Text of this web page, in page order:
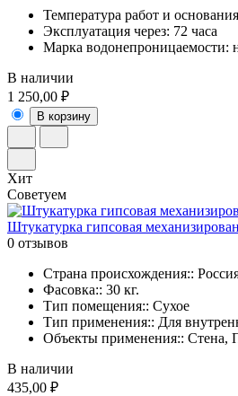
Температура работ и
Эксплуатация через: 72 часа
Марка водонепроницаемости:
В наличии
1 250,00 ₽
В корзину
Хит
Советуем
Штукатурка гипсовая
0 отзывов
Страна происхождения::
Фасовка:: 30 кг.
Тип помещения:: Сухое
Тип применения:: Для
Объекты применения:: Стена,
В наличии
435,00 ₽